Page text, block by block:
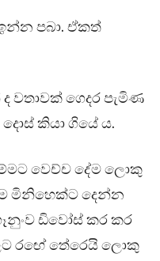
පබා. ඒකත්
වතාවක් ගෙදර පැමිණ
කියා ගියේ ය.
වෙච්ච දේම ලොකු
මිනිහෙක්ට දෙන්න
ඩිවෝස් කර කර
රඟේ තේරෙයි ලොකු